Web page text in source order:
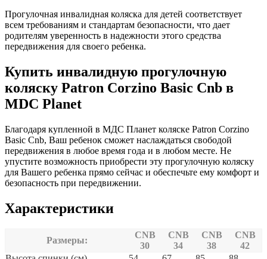
Прогулочная инвалидная коляска для детей соответствует
всем требованиям и стандартам безопасности, что дает
родителям уверенность в надежности этого средства
передвижения для своего ребенка.
Купить инвалидную прогулочную
коляску Patron Corzino Basic Cnb в
MDC Planet
Благодаря купленной в МДС Планет коляске Patron Corzino
Basic Cnb, Ваш ребенок сможет наслаждаться свободой
передвижения в любое время года и в любом месте. Не
упустите возможность приобрести эту прогулочную коляску
для Вашего ребенка прямо сейчас и обеспечьте ему комфорт и
безопасность при передвижении.
Характеристики
Размеры:
CNB
30
CNB
34
CNB
38
CNB
42